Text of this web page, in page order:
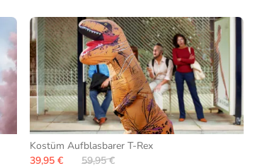
Kostüm Aufblasbarer T-Rex
39,95 €
59,95 €